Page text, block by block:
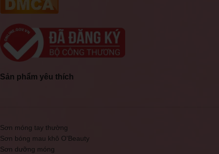
Sản phẩm yêu thích
Sơn móng tay thường
Sơn bóng mau khô O'Beauty
Sơn dưỡng móng